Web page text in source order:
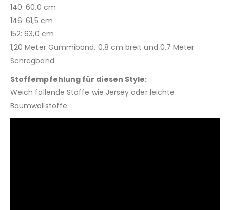
140: 60,0 cm
146: 61,5 cm
152: 63,0 cm
1,20 Meter Gummiband, 0,8 cm breit und 0,7 Meter
Schrägband.
Stoffempfehlung für diesen Style:
Weich fallende Stoffe wie Jersey oder leichte
Baumwollstoffe.